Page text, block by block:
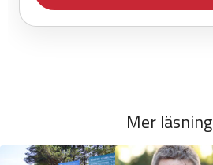
Mer läsning